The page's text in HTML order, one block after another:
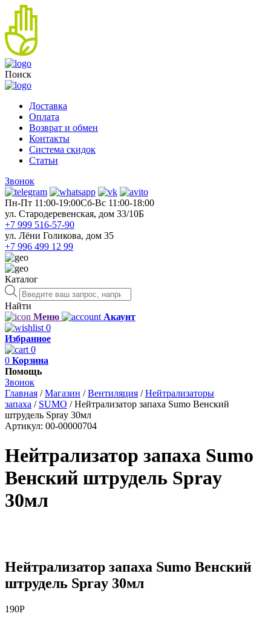
Поиск
Доставка
Оплата
Возврат и обмен
Контакты
Система скидок
Статьи
Звонок
Пн-Пт 11:00-19:00Cб-Вс 11:00-18:00
ул. Стародеревенская, дом 33/10Б
+7 999 516-57-90
ул. Лёни Голикова, дом 35
+7 996 499 12 99
Каталог
Поиск
товаров
Найти
Меню
Акаунт
0
Избранное
0
0 Корзина
Помощь
Звонок
Главная /Магазин /Вентиляция /Нейтрализаторы
запаха / SUMO /Нейтрализатор запаха Sumo Венский
штрудель Spray 30мл
Артикул: 00-00000704
Нейтрализатор запаха Sumo
Венский штрудель Spray
30мл
Нейтрализатор запаха Sumo Венский
штрудель Spray 30мл
190Р